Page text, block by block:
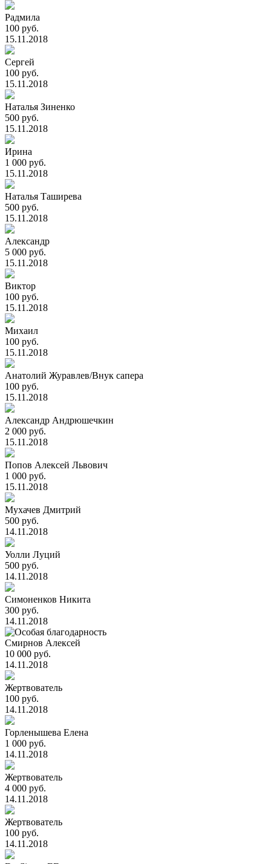
Радмила
100 руб.
15.11.2018
Сергей
100 руб.
15.11.2018
Наталья Зиненко
500 руб.
15.11.2018
Ирина
1 000 руб.
15.11.2018
Наталья Таширева
500 руб.
15.11.2018
Александр
5 000 руб.
15.11.2018
Виктор
100 руб.
15.11.2018
Михаил
100 руб.
15.11.2018
Анатолий Журавлев/Внук сапера
100 руб.
15.11.2018
Александр Андрюшечкин
2 000 руб.
15.11.2018
Попов Алексей Львович
1 000 руб.
15.11.2018
Мухачев Дмитрий
500 руб.
14.11.2018
Уолли Луций
500 руб.
14.11.2018
Симоненков Никита
300 руб.
14.11.2018
Смирнов Алексей
10 000 руб.
14.11.2018
Жертвователь
100 руб.
14.11.2018
Горленышева Елена
1 000 руб.
14.11.2018
Жертвователь
4 000 руб.
14.11.2018
Жертвователь
100 руб.
14.11.2018